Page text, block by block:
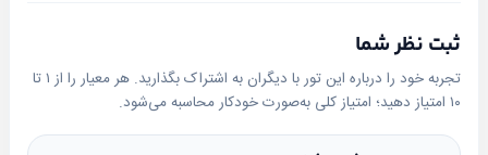
روم سرویس
کافی‌شاپ ۲۴ ساعته
خدمات پذیرش:
ثبت نظر شما
تجربه خود را درباره این تور با دیگران به اشتراک بگذارید. هر معیار را از ۱ تا
۱۰ امتیاز دهید؛ امتیاز کلی به‌صورت خودکار محاسبه می‌شود.